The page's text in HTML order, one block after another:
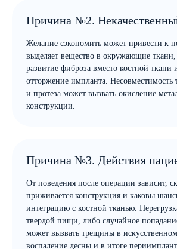
Причина №2.
Желание сэкономить может привести к
выделяет вещество в окружающие
развитие фиброза вместо костной ткани
отторжение импланта. Несовместимость
и протеза может вызвать окисление
конструкции.
Причина №3. Действия
От поведения после операции зависит,
приживается конструкция и каковы
интеграцию с костной тканью.
твердой пищи, либо случайное
может вызвать трещины в
воспаление десны и в итоге